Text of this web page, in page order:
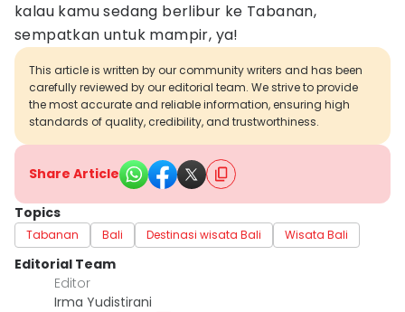
kalau kamu sedang berlibur ke Tabanan,
sempatkan untuk mampir, ya!
This article is written by our community writers and has been
carefully reviewed by our editorial team. We strive to provide
the most accurate and reliable information, ensuring high
standards of quality, credibility, and trustworthiness.
Share Article
Topics
Tabanan Bali Destinasi wisata Bali Wisata Bali
Editorial Team
Editor
Irma Yudistirani